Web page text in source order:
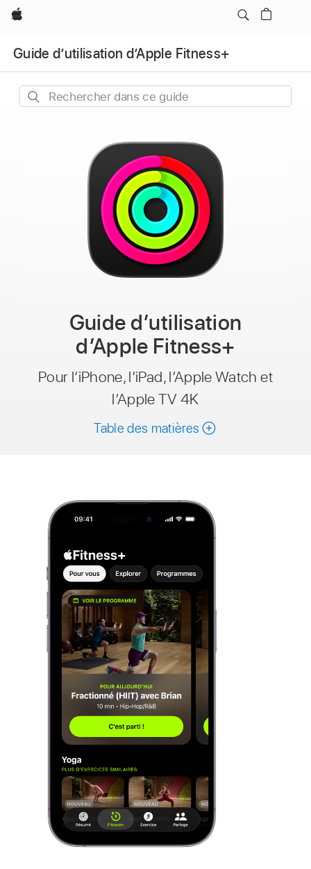
Apple
Guide d’utilisation d’Apple Fitness+
Rechercher
Guide d’utilisation
d’Apple Fitness+
Pour l’iPhone, l’iPad, l’Apple Watch et
l’Apple TV 4K
Table des matières